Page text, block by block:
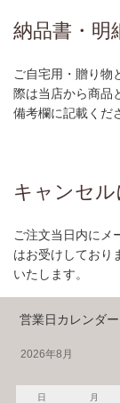
納品書・明
ご自宅用・贈り物
際は当店から商品
備考欄に記載くだ
キャンセ
ご注文当日内にメ
はお受けしており
いたします。
営業日カレンダー
2026年8月
日 月